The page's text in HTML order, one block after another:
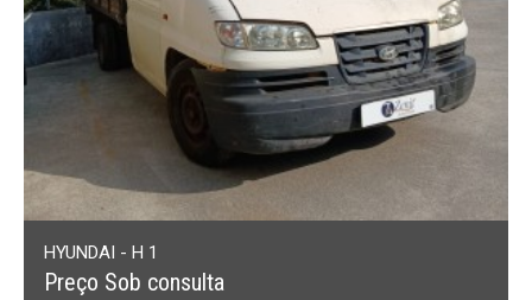
HYUNDAI - H 1
Preço Sob consulta